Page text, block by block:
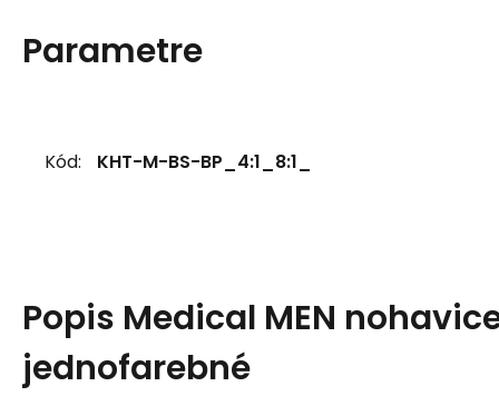
Parametre
Kód: KHT-M-BS-BP_4:1_8:1_
Popis Medical MEN nohavice
jednofarebné